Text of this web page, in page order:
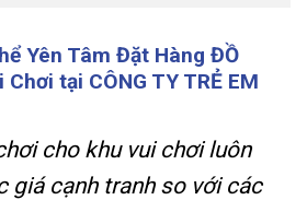
Yên Tâm Đặt Hàng ĐỒ
Chơi tại CÔNG TY TRẺ EM
cho khu vui chơi luôn
giá cạnh tranh so với các